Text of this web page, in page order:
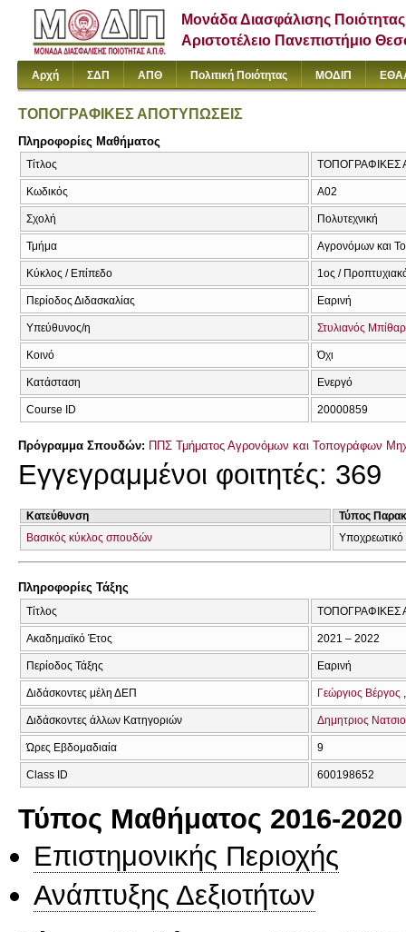
Μονάδα Διασφάλισης Ποιότητας
Αριστοτέλειο Πανεπιστήμιο
Αρχή ΣΔΠ ΑΠΘ Πολιτική Ποιότητας ΜΟΔΙΠ
ΤΟΠΟΓΡΑΦΙΚΕΣ ΑΠΟΤΥΠΩΣΕΙΣ
Πληροφορίες Μαθήματος
Τίτλος ΤΟΠΟΓΡΑΦΙΚΕΣ
Κωδικός Α02
Σχολή Πολυτεχνική
Τμήμα Αγρονόμων και
Κύκλος / Επίπεδο 1ος /
Περίοδος Διδασκαλίας Εαρινή
Υπεύθυνος/η Στυλιανός
Κοινό Όχι
Κατάσταση Ενεργό
Course ID 20000859
Πρόγραμμα Σπουδών: ΠΠΣ Τμήματος Αγρονόμων και Τοπογράφων
Εγγεγραμμένοι φοιτητές: 369
Κατεύθυνση
Τύπος
Βασικός κύκλος σπουδών
Πληροφορίες Τάξης
Τίτλος ΤΟΠΟΓΡΑΦΙΚΕΣ
Ακαδημαϊκό Έτος 2021 – 2022
Περίοδος Τάξης Εαρινή
Διδάσκοντες μέλη ΔΕΠ Γεώργιος Βέργος
Διδάσκοντες άλλων Κατηγοριών Δημητριος
Ώρες Εβδομαδιαία 9
Class ID 600198652
Τύπος Μαθήματος 2016-2020
Επιστημονικής Περιοχής
Ανάπτυξης Δεξιοτήτων